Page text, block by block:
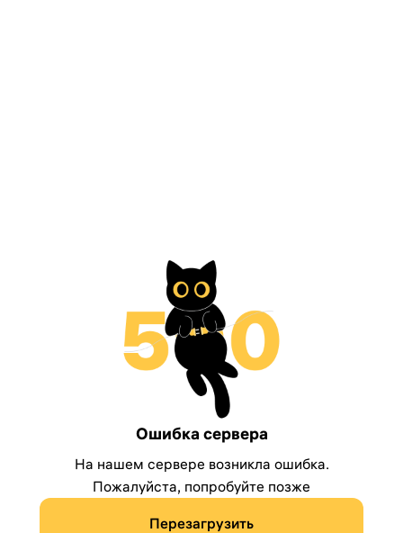
Ошибка сервера
На нашем сервере возникла ошибка.
Пожалуйста, попробуйте позже
Перезагрузить